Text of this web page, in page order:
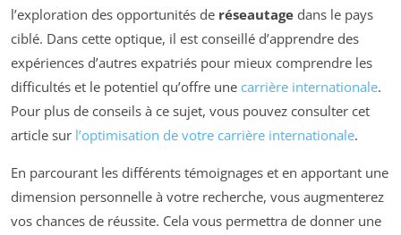
l’exploration des opportunités de réseautage dans le pays
ciblé. Dans cette optique, il est conseillé d’apprendre des
expériences d’autres expatriés pour mieux comprendre les
difficultés et le potentiel qu’offre une carrière internationale.
Pour plus de conseils à ce sujet, vous pouvez consulter cet
article sur l’optimisation de votre carrière internationale.
En parcourant les différents témoignages et en apportant une
dimension personnelle à votre recherche, vous augmenterez
vos chances de réussite. Cela vous permettra de donner une